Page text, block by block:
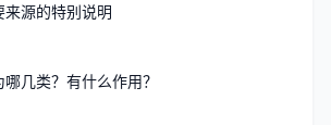
来源的特别说明
几类？有什么作用？